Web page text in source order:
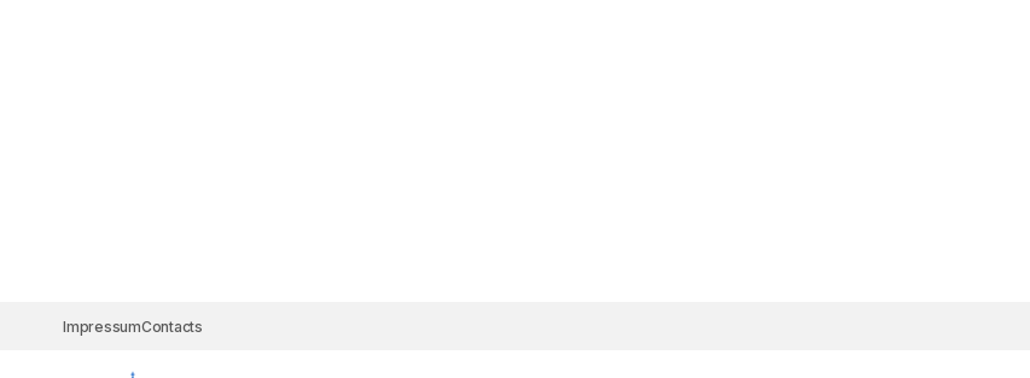
ImpressumContacts